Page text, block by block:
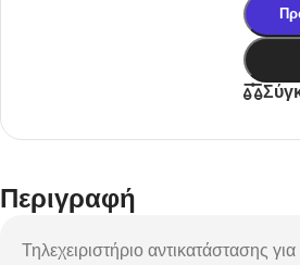
Περιγραφή
Τηλεχειριστήριο αντικατάστασης